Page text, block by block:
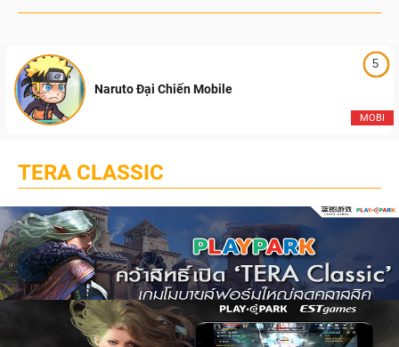
5
MOBI
Naruto Đại Chiến Mobile
TERA CLASSIC